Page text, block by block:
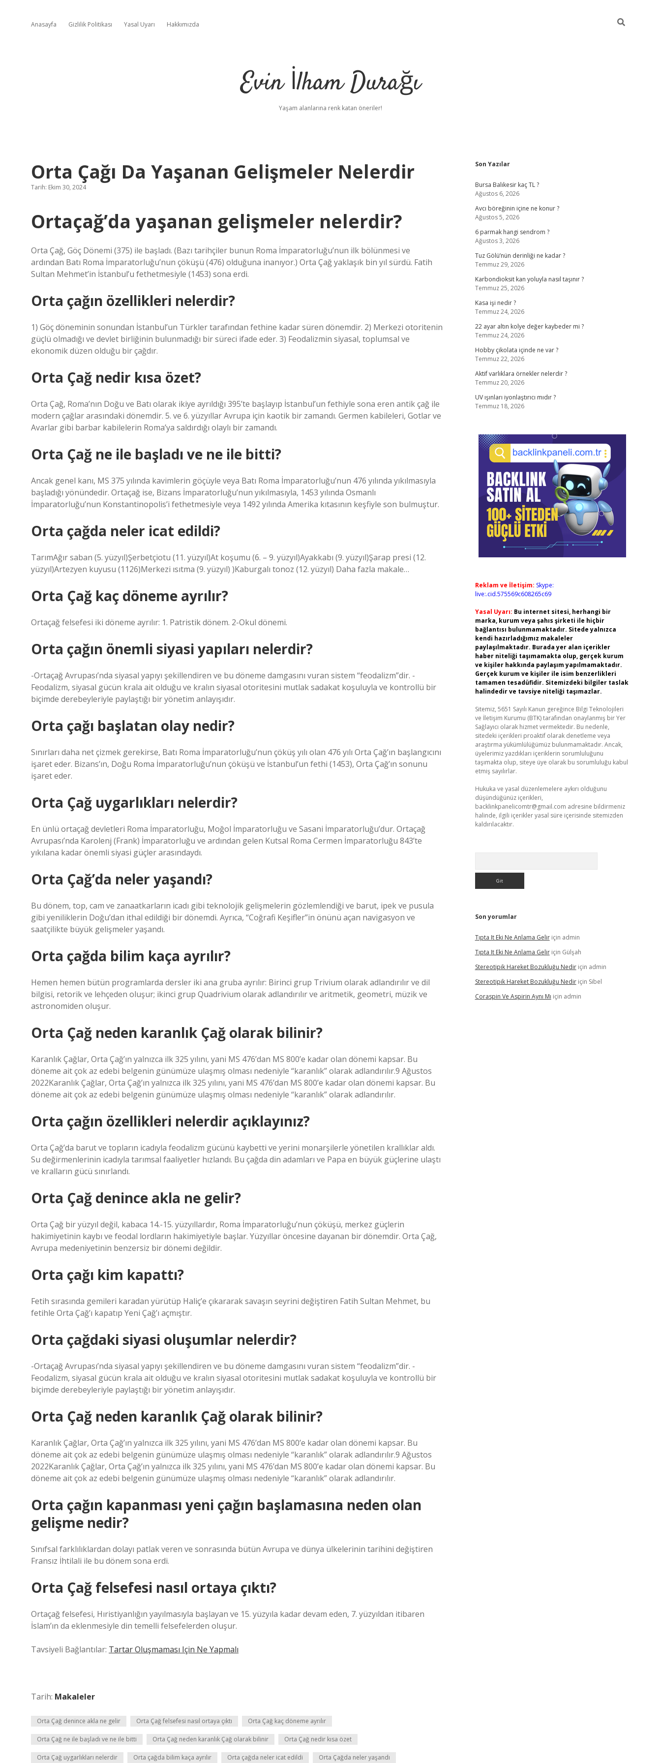
Anasayfa Gizlilik Politikası Yasal Uyarı Hakkımızda
Evin İlham Durağı
Yaşam alanlarına renk katan öneriler!
Orta Çağı Da Yaşanan Gelişmeler Nelerdir
Tarih: Ekim 30, 2024
Ortaçağ’da yaşanan gelişmeler nelerdir?
Orta Çağ, Göç Dönemi (375) ile başladı. (Bazı tarihçiler bunun Roma İmparatorluğu’nun ilk bölünmesi ve
ardından Batı Roma İmparatorluğu’nun çöküşü (476) olduğuna inanıyor.) Orta Çağ yaklaşık bin yıl sürdü. Fatih
Sultan Mehmet’in İstanbul’u fethetmesiyle (1453) sona erdi.
Orta çağın özellikleri nelerdir?
1) Göç döneminin sonundan İstanbul’un Türkler tarafından fethine kadar süren dönemdir. 2) Merkezi otoritenin
güçlü olmadığı ve devlet birliğinin bulunmadığı bir süreci ifade eder. 3) Feodalizmin siyasal, toplumsal ve
ekonomik düzen olduğu bir çağdır.
Orta Çağ nedir kısa özet?
Orta Çağ, Roma’nın Doğu ve Batı olarak ikiye ayrıldığı 395’te başlayıp İstanbul’un fethiyle sona eren antik çağ ile
modern çağlar arasındaki dönemdir. 5. ve 6. yüzyıllar Avrupa için kaotik bir zamandı. Germen kabileleri, Gotlar ve
Avarlar gibi barbar kabilelerin Roma’ya saldırdığı olaylı bir zamandı.
Orta Çağ ne ile başladı ve ne ile bitti?
Ancak genel kanı, MS 375 yılında kavimlerin göçüyle veya Batı Roma İmparatorluğu’nun 476 yılında yıkılmasıyla
başladığı yönündedir. Ortaçağ ise, Bizans İmparatorluğu’nun yıkılmasıyla, 1453 yılında Osmanlı
İmparatorluğu’nun Konstantinopolis’i fethetmesiyle veya 1492 yılında Amerika kıtasının keşfiyle son bulmuştur.
Orta çağda neler icat edildi?
TarımAğır saban (5. yüzyıl)Şerbetçiotu (11. yüzyıl)At koşumu (6. – 9. yüzyıl)Ayakkabı (9. yüzyıl)Şarap presi (12.
yüzyıl)Artezyen kuyusu (1126)Merkezi ısıtma (9. yüzyıl) )Kaburgalı tonoz (12. yüzyıl) Daha fazla makale…
Orta Çağ kaç döneme ayrılır?
Ortaçağ felsefesi iki döneme ayrılır: 1. Patristik dönem. 2-Okul dönemi.
Orta çağın önemli siyasi yapıları nelerdir?
-Ortaçağ Avrupası’nda siyasal yapıyı şekillendiren ve bu döneme damgasını vuran sistem “feodalizm”dir. -
Feodalizm, siyasal gücün krala ait olduğu ve kralın siyasal otoritesini mutlak sadakat koşuluyla ve kontrollü bir
biçimde derebeyleriyle paylaştığı bir yönetim anlayışıdır.
Orta çağı başlatan olay nedir?
Sınırları daha net çizmek gerekirse, Batı Roma İmparatorluğu’nun çöküş yılı olan 476 yılı Orta Çağ’ın başlangıcını
işaret eder. Bizans’ın, Doğu Roma İmparatorluğu’nun çöküşü ve İstanbul’un fethi (1453), Orta Çağ’ın sonunu
işaret eder.
Orta Çağ uygarlıkları nelerdir?
En ünlü ortaçağ devletleri Roma İmparatorluğu, Moğol İmparatorluğu ve Sasani İmparatorluğu’dur. Ortaçağ
Avrupası’nda Karolenj (Frank) İmparatorluğu ve ardından gelen Kutsal Roma Cermen İmparatorluğu 843’te
yıkılana kadar önemli siyasi güçler arasındaydı.
Orta Çağ’da neler yaşandı?
Bu dönem, top, cam ve zanaatkarların icadı gibi teknolojik gelişmelerin gözlemlendiği ve barut, ipek ve pusula
gibi yeniliklerin Doğu’dan ithal edildiği bir dönemdi. Ayrıca, “Coğrafi Keşifler”in önünü açan navigasyon ve
saatçilikte büyük gelişmeler yaşandı.
Orta çağda bilim kaça ayrılır?
Hemen hemen bütün programlarda dersler iki ana gruba ayrılır: Birinci grup Trivium olarak adlandırılır ve dil
bilgisi, retorik ve lehçeden oluşur; ikinci grup Quadrivium olarak adlandırılır ve aritmetik, geometri, müzik ve
astronomiden oluşur.
Orta Çağ neden karanlık Çağ olarak bilinir?
Karanlık Çağlar, Orta Çağ’ın yalnızca ilk 325 yılını, yani MS 476’dan MS 800’e kadar olan dönemi kapsar. Bu
döneme ait çok az edebi belgenin günümüze ulaşmış olması nedeniyle “karanlık” olarak adlandırılır.9 Ağustos
2022Karanlık Çağlar, Orta Çağ’ın yalnızca ilk 325 yılını, yani MS 476’dan MS 800’e kadar olan dönemi kapsar. Bu
döneme ait çok az edebi belgenin günümüze ulaşmış olması nedeniyle “karanlık” olarak adlandırılır.
Orta çağın özellikleri nelerdir açıklayınız?
Orta Çağ’da barut ve topların icadıyla feodalizm gücünü kaybetti ve yerini monarşilerle yönetilen krallıklar aldı.
Su değirmenlerinin icadıyla tarımsal faaliyetler hızlandı. Bu çağda din adamları ve Papa en büyük güçlerine ulaştı
ve kralların gücü sınırlandı.
Orta Çağ denince akla ne gelir?
Orta Çağ bir yüzyıl değil, kabaca 14.-15. yüzyıllardır, Roma İmparatorluğu’nun çöküşü, merkez güçlerin
hakimiyetinin kaybı ve feodal lordların hakimiyetiyle başlar. Yüzyıllar öncesine dayanan bir dönemdir. Orta Çağ,
Avrupa medeniyetinin benzersiz bir dönemi değildir.
Orta çağı kim kapattı?
Fetih sırasında gemileri karadan yürütüp Haliç’e çıkararak savaşın seyrini değiştiren Fatih Sultan Mehmet, bu
fetihle Orta Çağ’ı kapatıp Yeni Çağ’ı açmıştır.
Orta çağdaki siyasi oluşumlar nelerdir?
-Ortaçağ Avrupası’nda siyasal yapıyı şekillendiren ve bu döneme damgasını vuran sistem “feodalizm”dir. -
Feodalizm, siyasal gücün krala ait olduğu ve kralın siyasal otoritesini mutlak sadakat koşuluyla ve kontrollü bir
biçimde derebeyleriyle paylaştığı bir yönetim anlayışıdır.
Orta Çağ neden karanlık Çağ olarak bilinir?
Karanlık Çağlar, Orta Çağ’ın yalnızca ilk 325 yılını, yani MS 476’dan MS 800’e kadar olan dönemi kapsar. Bu
döneme ait çok az edebi belgenin günümüze ulaşmış olması nedeniyle “karanlık” olarak adlandırılır.9 Ağustos
2022Karanlık Çağlar, Orta Çağ’ın yalnızca ilk 325 yılını, yani MS 476’dan MS 800’e kadar olan dönemi kapsar. Bu
döneme ait çok az edebi belgenin günümüze ulaşmış olması nedeniyle “karanlık” olarak adlandırılır.
Orta çağın kapanması yeni çağın başlamasına neden olan
gelişme nedir?
Sınıfsal farklılıklardan dolayı patlak veren ve sonrasında bütün Avrupa ve dünya ülkelerinin tarihini değiştiren
Fransız İhtilali ile bu dönem sona erdi.
Orta Çağ felsefesi nasıl ortaya çıktı?
Ortaçağ felsefesi, Hıristiyanlığın yayılmasıyla başlayan ve 15. yüzyıla kadar devam eden, 7. yüzyıldan itibaren
İslam’ın da eklenmesiyle din temelli felsefelerden oluşur.
Tavsiyeli Bağlantılar: Tartar Oluşmaması Için Ne Yapmalı
Tarih: Makaleler
Orta Çağ denince akla ne gelir Orta Çağ felsefesi nasıl ortaya çıktı Orta Çağ kaç döneme ayrılır
Orta Çağ ne ile başladı ve ne ile bitti Orta Çağ neden karanlık Çağ olarak bilinir Orta Çağ nedir kısa özet
Orta Çağ uygarlıkları nelerdir Orta çağda bilim kaça ayrılır Orta çağda neler icat edildi Orta Çağda neler yaşandı
Sidebar
Son Yazılar
Bursa Balıkesir kaç TL ?
Ağustos 6, 2026
Avcı böreğinin içine ne konur ?
Ağustos 5, 2026
6 parmak hangi sendrom ?
Ağustos 3, 2026
Tuz Gölü’nün derinliği ne kadar ?
Temmuz 29, 2026
Karbondioksit kan yoluyla nasıl taşınır ?
Temmuz 25, 2026
Kasa işi nedir ?
Temmuz 24, 2026
22 ayar altın kolye değer kaybeder mi ?
Temmuz 24, 2026
Hobby çikolata içinde ne var ?
Temmuz 22, 2026
Aktif varlıklara örnekler nelerdir ?
Temmuz 20, 2026
UV ışınları iyonlaştırıcı mıdır ?
Temmuz 18, 2026
Reklam ve İletişim: Skype:
live:.cid.575569c608265c69
Yasal Uyarı: Bu internet sitesi, herhangi bir
marka, kurum veya şahıs şirketi ile hiçbir
bağlantısı bulunmamaktadır. Sitede yalnızca
kendi hazırladığımız makaleler
paylaşılmaktadır. Burada yer alan içerikler
haber niteliği taşımamakta olup, gerçek kurum
ve kişiler hakkında paylaşım yapılmamaktadır.
Gerçek kurum ve kişiler ile isim benzerlikleri
tamamen tesadüfidir. Sitemizdeki bilgiler taslak
halindedir ve tavsiye niteliği taşımazlar.
Sitemiz, 5651 Sayılı Kanun gereğince Bilgi Teknolojileri
ve İletişim Kurumu (BTK) tarafından onaylanmış bir Yer
Sağlayıcı olarak hizmet vermektedir. Bu nedenle,
sitedeki içerikleri proaktif olarak denetleme veya
araştırma yükümlülüğümüz bulunmamaktadır. Ancak,
üyelerimiz yazdıkları içeriklerin sorumluluğunu
taşımakta olup, siteye üye olarak bu sorumluluğu kabul
etmiş sayılırlar.
Hukuka ve yasal düzenlemelere aykırı olduğunu
düşündüğünüz içerikleri,
backlinkpanelicomtr@gmail.com adresine bildirmeniz
halinde, ilgili içerikler yasal süre içerisinde sitemizden
kaldırılacaktır.
Son yorumlar
Tıpta It Eki Ne Anlama Geliriçin admin
Tıpta It Eki Ne Anlama Geliriçin Gülşah
Stereotipik Hareket Bozukluğu Nediriçin admin
Stereotipik Hareket Bozukluğu Nediriçin Sibel
Coraspin Ve Aspirin Aynı Mı için admin